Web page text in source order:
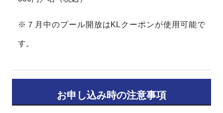
※７月中のプール開放はKLクーポンが使用可能で
す。
お申し込み時の注意事項